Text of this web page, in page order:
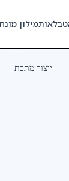
טבלאותמילון
ייצור מתכת